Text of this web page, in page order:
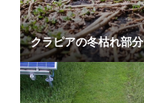
クラピアの冬枯れ部分